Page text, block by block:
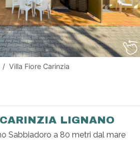
Villa Fiore Carinzia
LIGNANO
Sabbiadoro a 80 metri dal mare